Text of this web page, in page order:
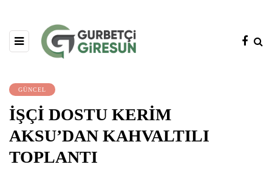
GÜNCEL
İŞÇİ DOSTU KERİM
AKSU’DAN KAHVALTILI
TOPLANTI